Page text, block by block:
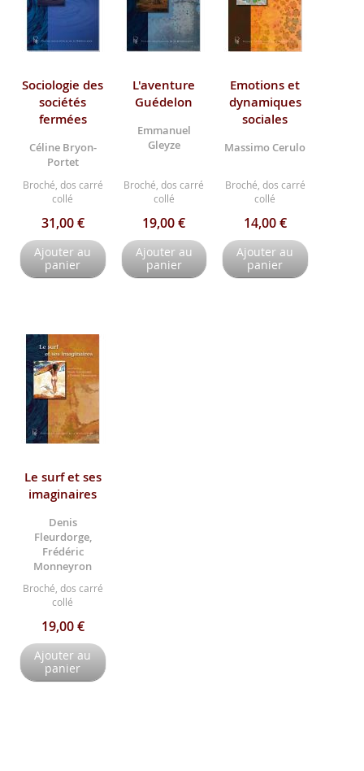
Sociologie des
sociétés
fermées
Céline Bryon-
Portet
Broché, dos carré
collé
31,00 €
Ajouter au
panier
L'aventure
Guédelon
Emmanuel
Gleyze
Broché, dos carré
collé
19,00 €
Ajouter au
panier
Emotions et
dynamiques
sociales
Massimo Cerulo
Broché, dos carré
collé
14,00 €
Ajouter au
panier
Le surf et ses
imaginaires
Denis
Fleurdorge,
Frédéric
Monneyron
Broché, dos carré
collé
19,00 €
Ajouter au
panier